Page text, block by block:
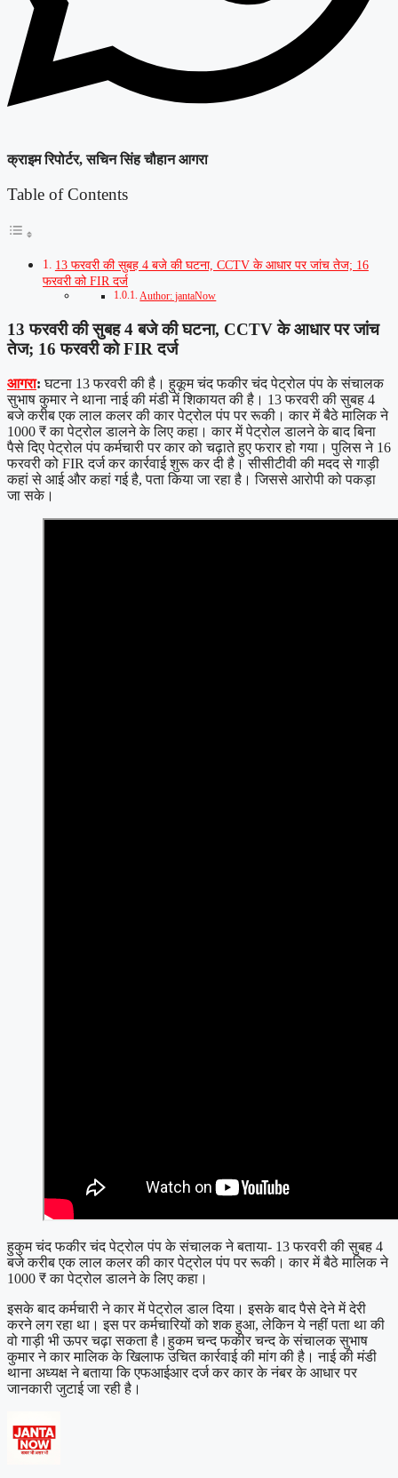
क्राइम रिपोर्टर, सचिन सिंह चौहान आगरा
Table of Contents
13 फरवरी की सुबह 4 बजे की घटना, CCTV के आधार पर जांच तेज; 16
फरवरी को FIR दर्ज
Author: jantaNow
13 फरवरी की सुबह 4 बजे की घटना, CCTV के आधार पर जांच
तेज; 16 फरवरी को FIR दर्ज
आगरा:घटना 13 फरवरी की है। हुकूम चंद फकीर चंद पेट्रोल पंप के संचालक
सुभाष कुमार ने थाना नाई की मंडी में शिकायत की है। 13 फरवरी की सुबह 4
बजे करीब एक लाल कलर की कार पेट्रोल पंप पर रूकी। कार में बैठे मालिक ने
1000 ₹ का पेट्रोल डालने के लिए कहा। कार में पेट्रोल डालने के बाद बिना
पैसे दिए पेट्रोल पंप कर्मचारी पर कार को चढ़ाते हुए फरार हो गया। पुलिस ने 16
फरवरी को FIR दर्ज कर कार्रवाई शुरू कर दी है। सीसीटीवी की मदद से गाड़ी
कहां से आई और कहां गई है, पता किया जा रहा है। जिससे आरोपी को पकड़ा
जा सके।
हुकुम चंद फकीर चंद पेट्रोल पंप के संचालक ने बताया- 13 फरवरी की सुबह 4
बजे करीब एक लाल कलर की कार पेट्रोल पंप पर रूकी। कार में बैठे मालिक ने
1000 ₹ का पेट्रोल डालने के लिए कहा।
इसके बाद कर्मचारी ने कार में पेट्रोल डाल दिया। इसके बाद पैसे देने में देरी
करने लग रहा था। इस पर कर्मचारियों को शक हुआ, लेकिन ये नहीं पता था की
वो गाड़ी भी ऊपर चढ़ा सकता है।हुकम चन्द फकीर चन्द के संचालक सुभाष
कुमार ने कार मालिक के खिलाफ उचित कार्रवाई की मांग की है। नाई की मंडी
थाना अध्यक्ष ने बताया कि एफआईआर दर्ज कर कार के नंबर के आधार पर
जानकारी जुटाई जा रही है।